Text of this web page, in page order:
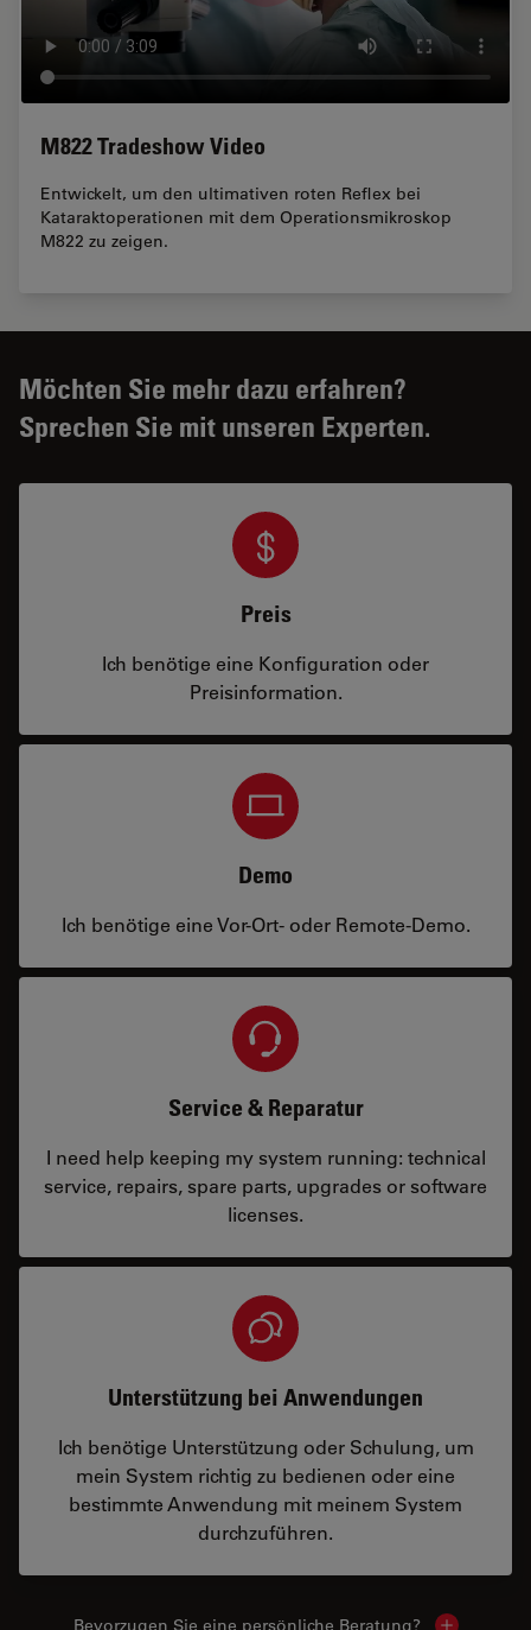
M822 Tradeshow Video
Entwickelt, um den ultimativen roten Reflex bei
Kataraktoperationen mit dem Operationsmikroskop
M822 zu zeigen.
Möchten Sie mehr dazu erfahren?
Sprechen Sie mit unseren Experten.
Preis
Ich benötige eine Konfiguration oder
Preisinformation.
Demo
Ich benötige eine Vor-Ort- oder Remote-Demo.
Service & Reparatur
I need help keeping my system running: technical
service, repairs, spare parts, upgrades or software
licenses.
Unterstützung bei Anwendungen
Ich benötige Unterstützung oder Schulung, um
mein System richtig zu bedienen oder eine
bestimmte Anwendung mit meinem System
durchzuführen.
Bevorzugen Sie eine persönliche Beratung?